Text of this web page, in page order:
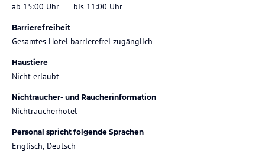
ab 15:00 Uhr bis 11:00 Uhr
Barrierefreiheit
Gesamtes Hotel barrierefrei zugänglich
Haustiere
Nicht erlaubt
Nichtraucher- und Raucherinformation
Nichtraucherhotel
Personal spricht folgende Sprachen
Englisch, Deutsch